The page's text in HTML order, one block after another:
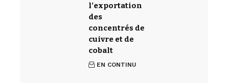
l’exportation
des
concentrés de
cuivre et de
cobalt
EN CONTINU